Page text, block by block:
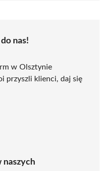
nas!
w Olsztynie
przyszli klienci, daj się
naszych